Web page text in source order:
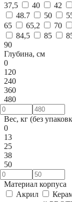
37,5
40 42
48.7
50
65
65,2 70
84,5
85
90
Глубина, см
0
120
240
360
480
Вес, кг (без
0
13
25
38
50
Материал корпуса
Акрил